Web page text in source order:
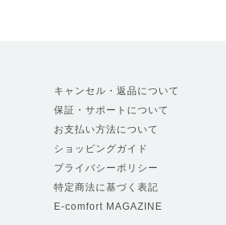
キャンセル・返品について
保証・サポートについて
お支払い方法について
ショッピングガイド
プライバシーポリシー
特定商法に基づく表記
E-comfort MAGAZINE